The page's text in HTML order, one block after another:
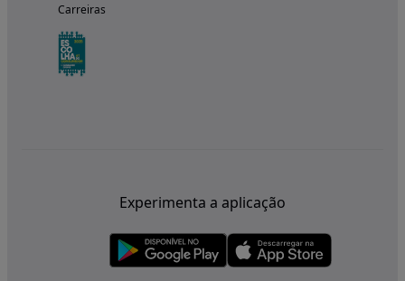
Carreiras
Experimenta a aplicação